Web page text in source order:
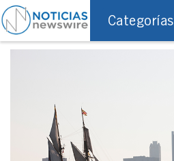
Categorías